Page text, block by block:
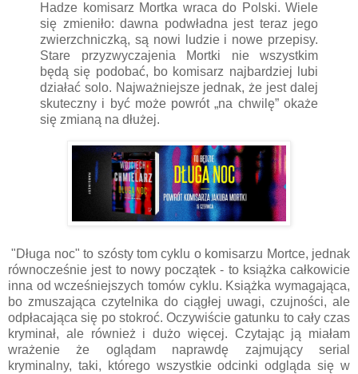
Hadze komisarz Mortka wraca do Polski. Wiele
się zmieniło: dawna podwładna jest teraz jego
zwierzchniczką, są nowi ludzie i nowe przepisy.
Stare przyzwyczajenia Mortki nie wszystkim
będą się podobać, bo komisarz najbardziej lubi
działać solo. Najważniejsze jednak, że jest dalej
skuteczny i być może powrót „na chwilę” okaże
się zmianą na dłużej.
"Długa noc" to szósty tom cyklu o komisarzu Mortce, jednak
równocześnie jest to nowy początek - to książka całkowicie
inna od wcześniejszych tomów cyklu. Książka wymagająca,
bo zmuszająca czytelnika do ciągłej uwagi, czujności, ale
odpłacająca się po stokroć. Oczywiście gatunku to cały czas
kryminał, ale również i dużo więcej. Czytając ją miałam
wrażenie że oglądam naprawdę zajmujący serial
kryminalny, taki, którego wszystkie odcinki odgląda się w